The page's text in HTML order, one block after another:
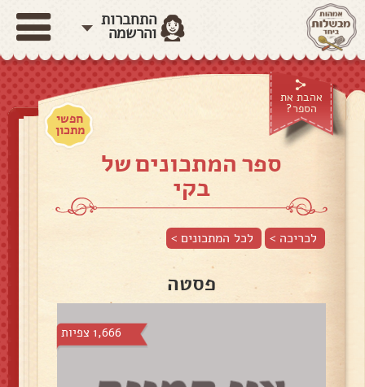
התחברות
והרשמה
אהבת את
הספר?
חפשי
מתכון
ספר המתכונים של
בקי
לכריכה > לכל המתכונים >
פסטה
1,666 צפיות